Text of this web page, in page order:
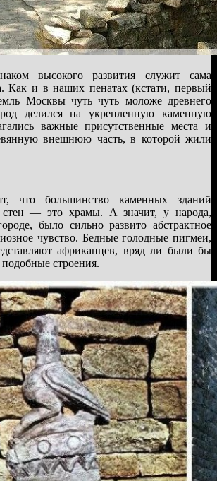
высокого развития служит сама
Как и в наших пенатах (кстати, первый
Москвы чуть чуть моложе древнего
делился на укрепленную каменную
важные присутственные места и
внешнюю часть, в которой жили
что большинство каменных зданий
— это храмы. А значит, у народа,
было сильно развито абстрактное
чувство. Бедные голодные пигмеи,
африканцев, вряд ли были бы
строения.